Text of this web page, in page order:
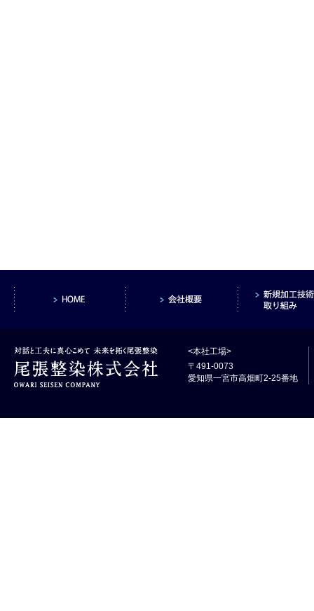
<本社工場>
〒491-0073
愛知県一宮市高畑町2-25番地